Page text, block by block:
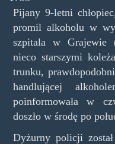
Pijany 9-letni
promil alkoholu w
szpitala w Grajewie
nieco starszymi
trunku,
handlującej
poinformowała w
doszło w środę po
Dyżurny policji